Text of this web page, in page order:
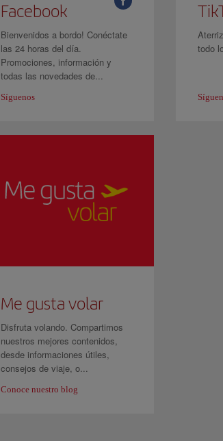
Facebook
Bienvenidos a bordo! Conéctate
las 24 horas del día.
Promociones, información y
todas las novedades de...
Síguenos
todo
Me gusta volar
Disfruta volando. Compartimos
nuestros mejores contenidos,
desde informaciones útiles,
consejos de viaje, o...
Conoce nuestro blog